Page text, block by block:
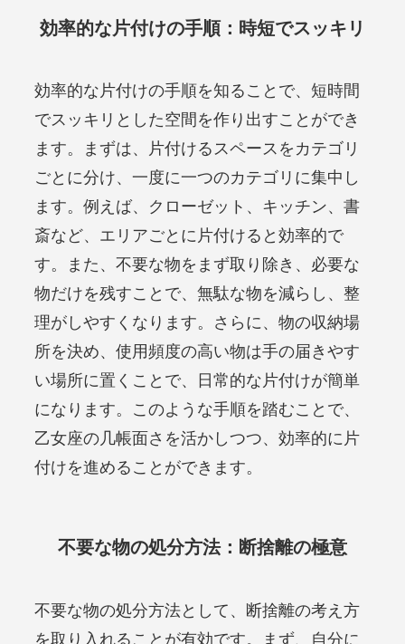
効率的な片付けの手順：時短でスッキリ
効率的な片付けの手順を知ることで、短時間
でスッキリとした空間を作り出すことができ
ます。まずは、片付けるスペースをカテゴリ
ごとに分け、一度に一つのカテゴリに集中し
ます。例えば、クローゼット、キッチン、書
斎など、エリアごとに片付けると効率的で
す。また、不要な物をまず取り除き、必要な
物だけを残すことで、無駄な物を減らし、整
理がしやすくなります。さらに、物の収納場
所を決め、使用頻度の高い物は手の届きやす
い場所に置くことで、日常的な片付けが簡単
になります。このような手順を踏むことで、
乙女座の几帳面さを活かしつつ、効率的に片
付けを進めることができます。
不要な物の処分方法：断捨離の極意
不要な物の処分方法として、断捨離の考え方
を取り入れることが有効です。まず、自分に